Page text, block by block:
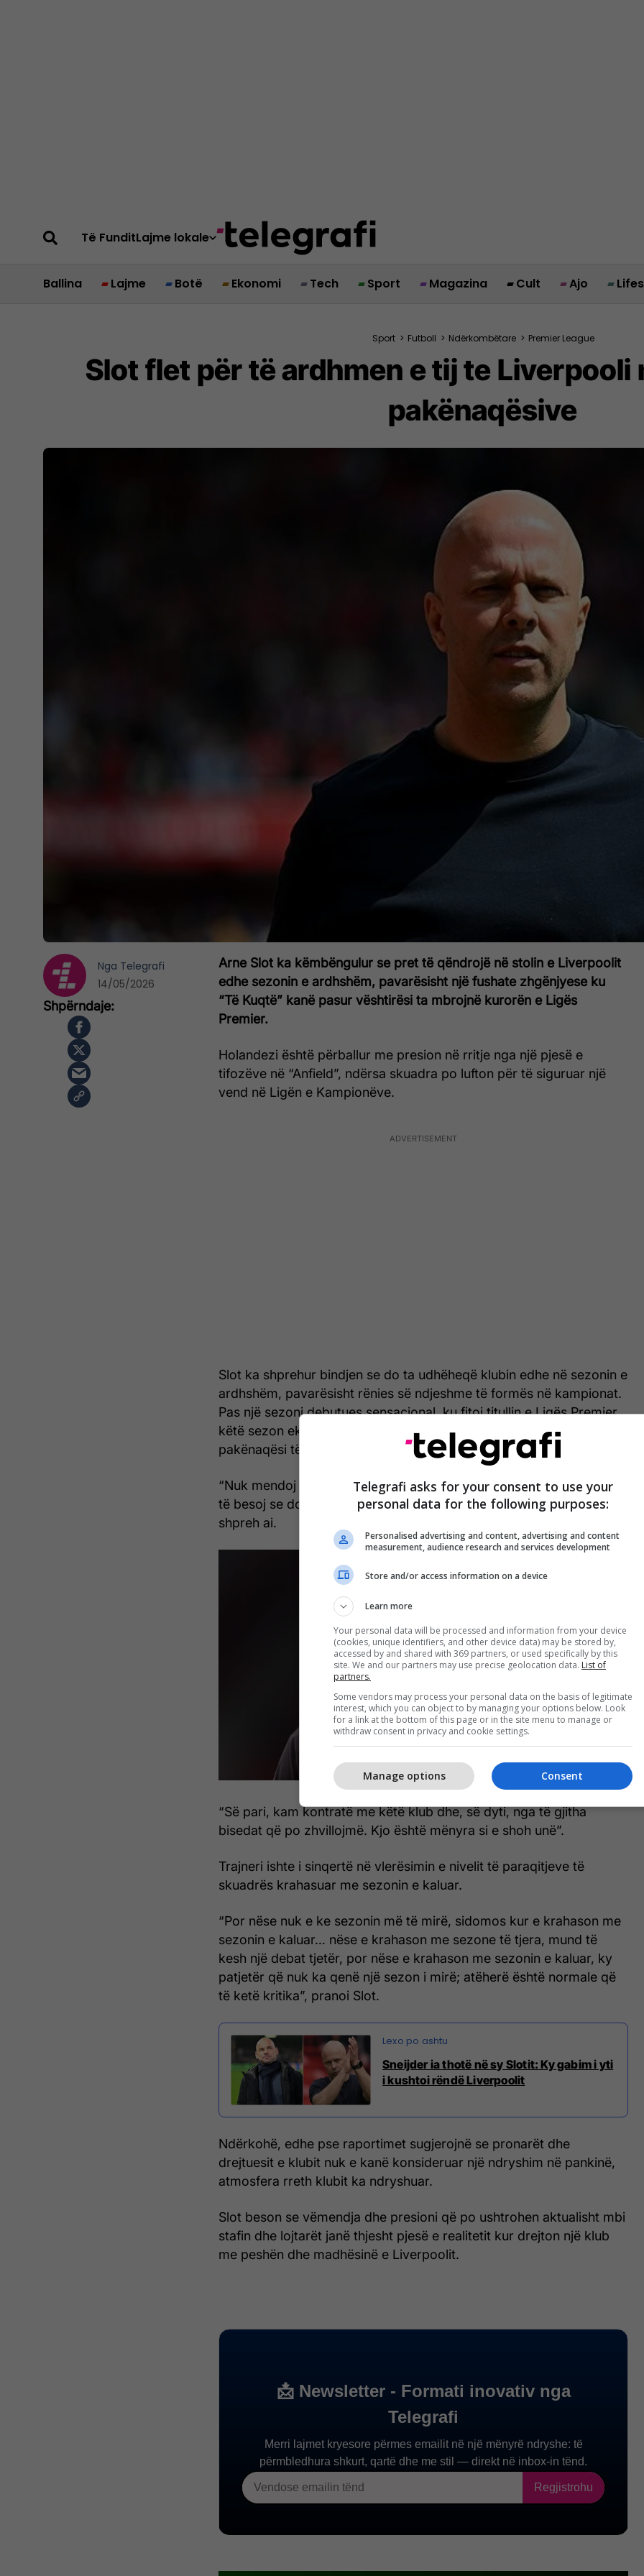
Të FunditLajme lokale
Ballina Lajme Botë Ekonomi Tech Sport Magazina Cult Ajo
Sport > Futboll > Ndërkombëtare > Premier League
Slot flet për të ardhmen e tij te Liverpooli
pakënaqësive
Arne Slot ka këmbëngulur se pret të qëndrojë në stolin e Liverpoolit
edhe sezonin e ardhshëm, pavarësisht një fushate zhgënjyese ku
“Të Kuqtë” kanë pasur vështirësi ta mbrojnë kurorën e Ligës
Premier.
Holandezi është përballur me presion në rritje nga një pjesë e
tifozëve në “Anfield”, ndërsa skuadra po lufton për të siguruar një
vend në Ligën e Kampionëve.
Slot ka shprehur bindjen se do ta udhëheqë klubin edhe në sezonin e
ardhshëm, pavarësisht rënies së ndjeshme të formës në kampionat.
Pas një sezoni debutues sensacional, ku fitoi titullin e Ligës Premier,
këtë sezon ekipi i tij ka pësuar 11 humbje në ligë, gjë që ka sjellë
pakënaqësi të dukshme nga tribunat.
“Nuk mendoj se këtë vendim e marr vetëm unë, por kam çdo arsye
të besoj se do të jem trajner i Liverpoolit sezonin e ardhshëm”, u
shpreh ai.
“Së pari, kam kontratë me këtë klub dhe, së dyti, nga të gjitha
bisedat që po zhvillojmë. Kjo është mënyra si e shoh unë”.
Trajneri ishte i sinqertë në vlerësimin e nivelit të paraqitjeve të
skuadrës krahasuar me sezonin e kaluar.
“Por nëse nuk e ke sezonin më të mirë, sidomos kur e krahason me
sezonin e kaluar… nëse e krahason me sezone të tjera, mund të
kesh një debat tjetër, por nëse e krahason me sezonin e kaluar, ky
patjetër që nuk ka qenë një sezon i mirë; atëherë është normale që
të ketë kritika”, pranoi Slot.
Sneijder ia thotë në sy Slotit: Ky gabim i yti
i kushtoi rëndë Liverpoolit
Ndërkohë, edhe pse raportimet sugjerojnë se pronarët dhe
drejtuesit e klubit nuk e kanë konsideruar një ndryshim në pankinë,
atmosfera rreth klubit ka ndryshuar.
Slot beson se vëmendja dhe presioni që po ushtrohen aktualisht mbi
stafin dhe lojtarët janë thjesht pjesë e realitetit kur drejton një klub
me peshën dhe madhësinë e Liverpoolit.
Nga Telegrafi
14/05/2026
Telegrafi asks for your consent to use your
personal data for the following purposes:
Personalised advertising and content, advertising and content
measurement, audience research and services development
Store and/or access information on a device
Learn more
Your personal data will be processed and information from your device
(cookies, unique identifiers, and other device data) may be stored by,
accessed by and shared with 369 partners, or used specifically by this
site. We and our partners may use precise geolocation data. List of
partners.
Some vendors may process your personal data on the basis of legitimate
interest, which you can object to by managing your options below. Look
for a link at the bottom of this page or in the site menu to manage or
withdraw consent in privacy and cookie settings.
Consent
Manage options